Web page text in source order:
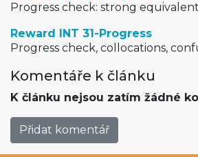
Progress check: strong
Reward INT 31-Progress
Progress check, collocations,
Komentáře k článku
K článku nejsou zatím žádné
Přidat komentář